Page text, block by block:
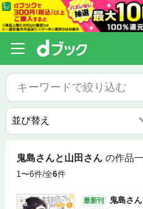
鬼島さんと山田さん の作品
1〜6件/全6件
最新刊
鬼島さ